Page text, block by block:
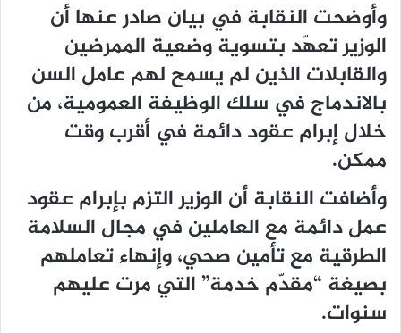
وأوضحت النقابة في بيان صادر عنها أن
الوزير تعهّد بتسوية وضعية الممرضين
والقابلات الذين لم يسمح لهم عامل السن
بالاندماج في سلك الوظيفة العمومية، من
خلال إبرام عقود دائمة في أقرب وقت
ممكن.
وأضافت النقابة أن الوزير التزم بإبرام عقود
عمل دائمة مع العاملين في مجال السلامة
الطرقية مع تأمين صحي، وإنهاء تعاملهم
بصيغة “مقدّم خدمة” التي مرت عليهم
سنوات.